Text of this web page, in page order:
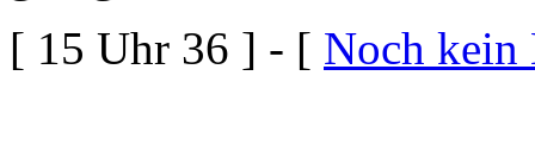
[ 15 Uhr 36 ] - [ Noch kein